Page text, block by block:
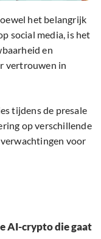
het belangrijk
social media, is het
en
vertrouwen in
tijdens de presale
op verschillende
voor
AI-crypto die gaat